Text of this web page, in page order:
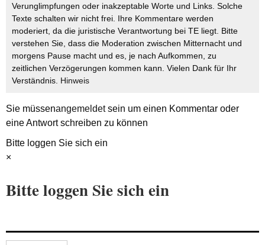
Verunglimpfungen oder inakzeptable Worte und Links. Solche
Texte schalten wir nicht frei. Ihre Kommentare werden
moderiert, da die juristische Verantwortung bei TE liegt. Bitte
verstehen Sie, dass die Moderation zwischen Mitternacht und
morgens Pause macht und es, je nach Aufkommen, zu
zeitlichen Verzögerungen kommen kann. Vielen Dank für Ihr
Verständnis. Hinweis
Sie müssenangemeldetsein um einen Kommentar oder
eine Antwort schreiben zu können
Bitte loggen Sie sich ein
×
Bitte loggen Sie sich ein